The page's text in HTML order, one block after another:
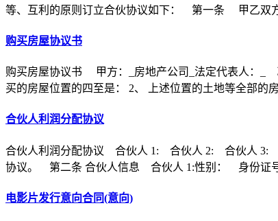
等、互利的原则订立合伙协议如下： 第一条 甲乙双
购买房屋协议书
购买房屋协议书 甲方：_房地产公司_法定代表人：_
买的房屋位置的四至是： 2、 上述位置的土地等全部的
合伙人利润分配协议
合伙人利润分配协议 合伙人 1: 合伙人 2: 合伙人 3:
协议。 第二条 合伙人信息 合伙人 1:性别： 身份证
电影片发行意向合同(意向)